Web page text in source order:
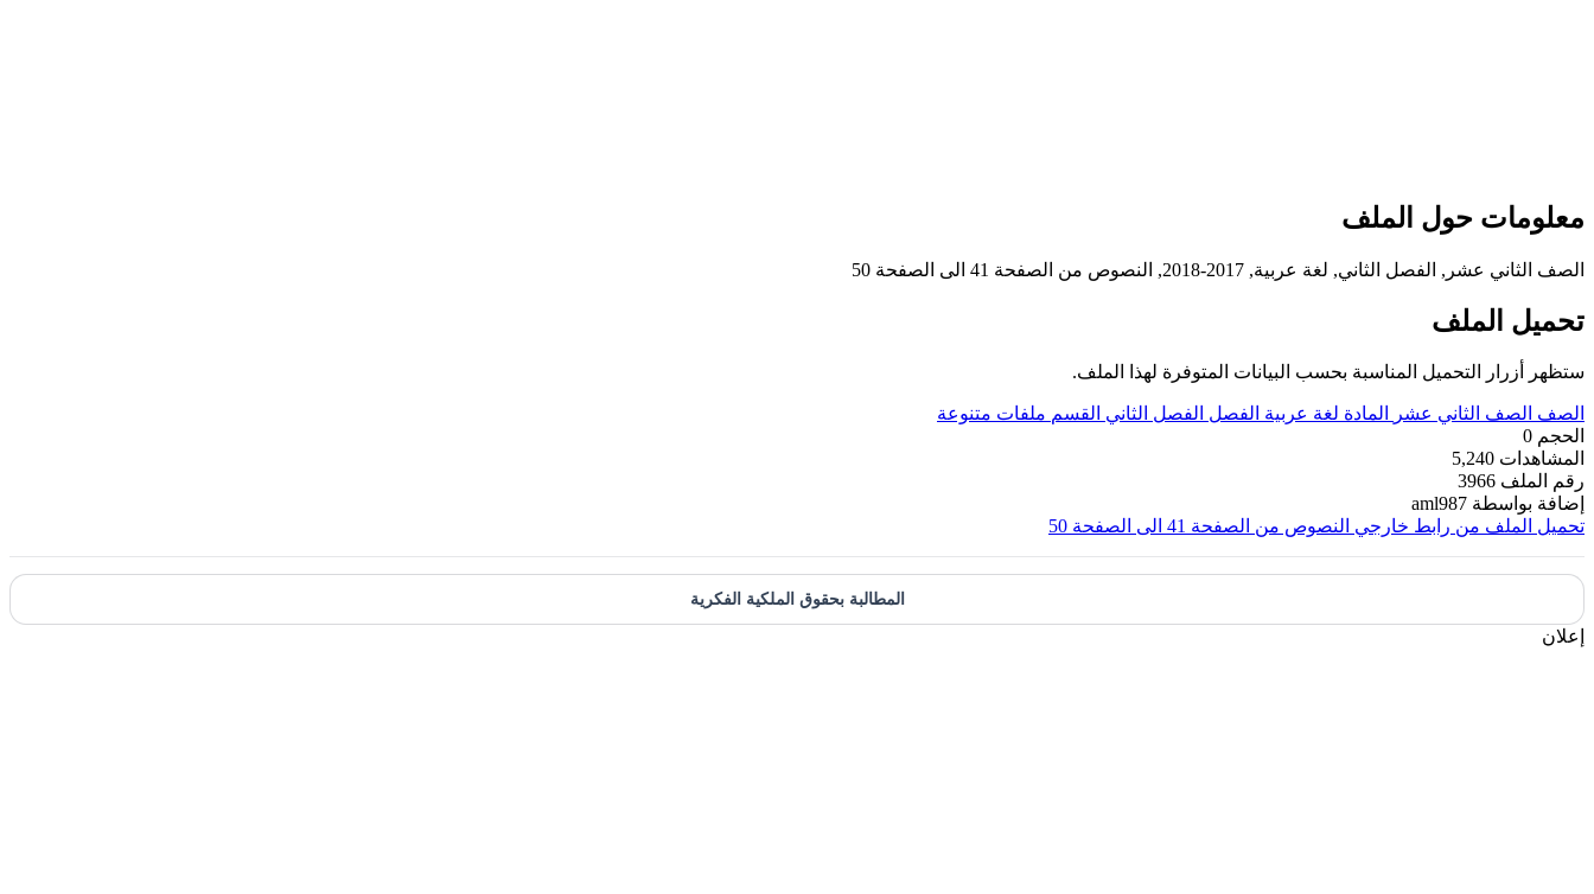
معلومات حول الملف
الصف الثاني عشر, الفصل الثاني, لغة عربية, 2017-2018, النصوص من الصفحة 41 الى الصفحة 50
تحميل الملف
ستظهر أزرار التحميل المناسبة بحسب البيانات المتوفرة لهذا الملف.
الصف الصف الثاني عشر المادة لغة عربية الفصل الفصل الثاني القسم ملفات متنوعة
الحجم 0
المشاهدات 5,240
رقم الملف 3966
إضافة بواسطة aml987
تحميل الملف من رابط خارجي النصوص من الصفحة 41 الى الصفحة 50
المطالبة بحقوق الملكية الفكرية
إعلان